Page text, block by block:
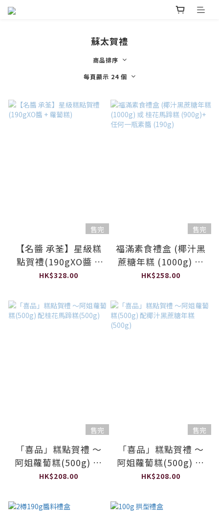
蘇太賀禮
商品排序
每頁顯示 24 個
售完
【名醬 承荃】星級糕
點賀禮(190gXO醬 +
蘿蔔糕)
HK$328.00
售完
福滿素食禮盒 (椰汁黑
蔗糖年糕 (1000g) 或
桂花馬蹄糕 (900g)+
HK$258.00
售完
「喜品」糕點賀禮 ～
阿姐蘿蔔糕(500g) 配
桂花馬蹄糕(500g)
HK$208.00
售完
「喜品」糕點賀禮 ～
阿姐蘿蔔糕(500g) 配
椰汁黑蔗糖年糕
HK$208.00